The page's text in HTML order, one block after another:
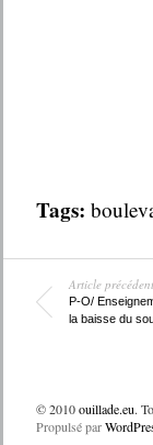
Tags:
Article précédent
P-O/
la baisse du
© 2010ouillade.eu.
Propulsé par